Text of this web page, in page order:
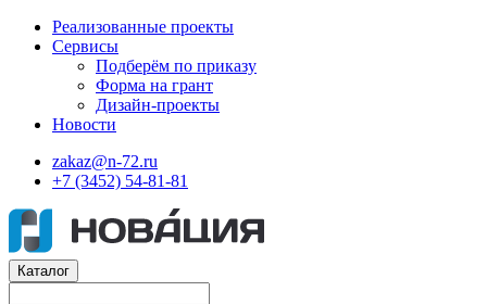
Реализованные проекты
Сервисы
Подберём по приказу
Форма на грант
Дизайн-проекты
Новости
zakaz@n-72.ru
+7 (3452) 54-81-81
Каталог